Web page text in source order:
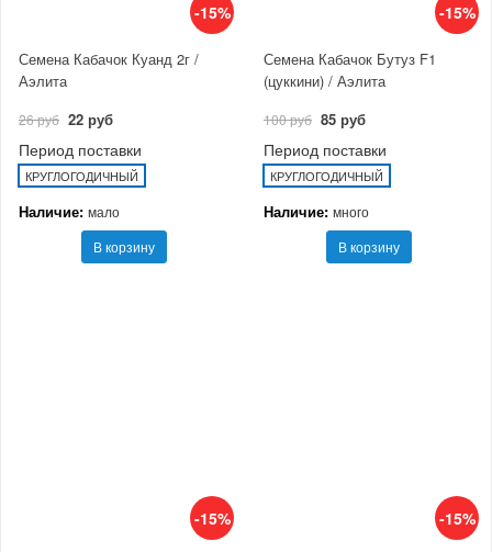
-15%
Семена Кабачок Куанд 2г /
Аэлита
26 руб 22 руб
Период поставки
КРУГЛОГОДИЧНЫЙ
Наличие: мало
В корзину
-15%
Семена Кабачок Бутуз F1
(цуккини) / Аэлита
100 руб 85 руб
Период поставки
КРУГЛОГОДИЧНЫЙ
Наличие: много
В корзину
-15% -15%